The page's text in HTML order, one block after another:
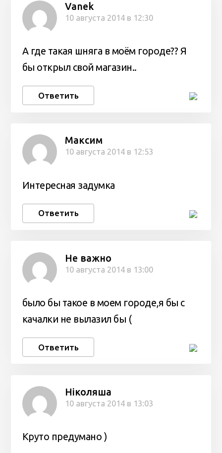
Vanek
10 августа 2014 в 12:30
А где такая шняга в моём городе?? Я
бы открыл свой магазин..
Ответить
Максим
10 августа 2014 в 12:53
Интересная задумка
Ответить
Не важно
10 августа 2014 в 13:00
было бы такое в моем городе,я бы с
качалки не вылазил бы (
Ответить
Ніколяша
10 августа 2014 в 13:03
Круто предумано )